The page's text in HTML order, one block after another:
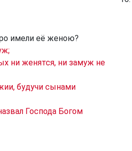
имели её женою?
ни женятся, ни замуж не
будучи сынами
Господа Богом